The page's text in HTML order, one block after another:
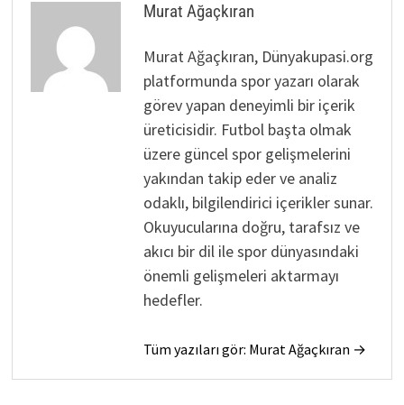
Murat Ağaçkıran
Murat Ağaçkıran, Dünyakupasi.org
platformunda spor yazarı olarak
görev yapan deneyimli bir içerik
üreticisidir. Futbol başta olmak
üzere güncel spor gelişmelerini
yakından takip eder ve analiz
odaklı, bilgilendirici içerikler sunar.
Okuyucularına doğru, tarafsız ve
akıcı bir dil ile spor dünyasındaki
önemli gelişmeleri aktarmayı
hedefler.
Tüm yazıları gör: Murat Ağaçkıran →